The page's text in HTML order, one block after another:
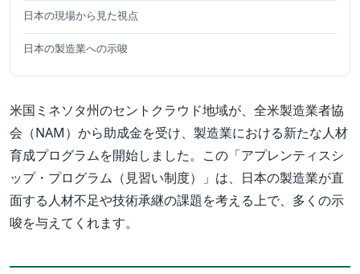
日本の現場から見た視点
日本の製造業への示唆
米国ミネソタ州のセントクラウド地域が、全米製造業者協
会（NAM）から助成金を受け、製造業における新たな人材
育成プログラムを開始しました。この「アプレンティスシ
ップ・プログラム（見習い制度）」は、日本の製造業が直
面する人材不足や技術承継の課題を考える上で、多くの示
唆を与えてくれます。